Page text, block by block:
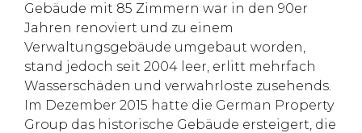
Gebäude mit 85 Zimmern war in den 90er
Jahren renoviert und zu einem
Verwaltungsgebäude umgebaut worden,
stand jedoch seit 2004 leer, erlitt mehrfach
Wasserschäden und verwahrloste zusehends.
Im Dezember 2015 hatte die German Property
Group das historische Gebäude ersteigert, die